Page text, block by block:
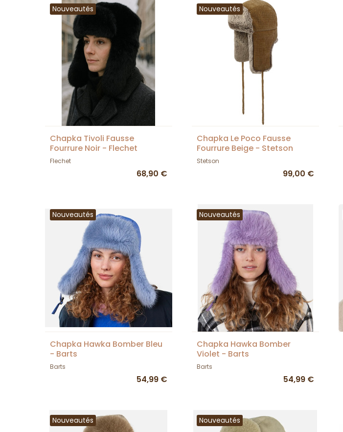
Nouveautés
Chapka Tivoli Fausse
Fourrure Noir - Flechet
Flechet
68,90 €
Nouveautés
Chapka Le Poco Fausse
Fourrure Beige - Stetson
Stetson
99,00 €
Nouveautés
Chapka Hawka Bomber Bleu
- Barts
Barts
54,99 €
Nouveautés
Chapka Hawka Bomber
Violet - Barts
Barts
54,99 €
Nouveautés Nouveautés